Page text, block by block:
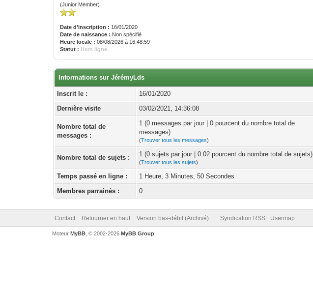
(Junior Member)
Date d’inscription : 16/01/2020
Date de naissance : Non spécifié
Heure locale : 08/08/2026 à 16:48:59
Statut : Hors ligne
Informations sur JérémyLds
Inscrit le :
16/01/2020
Dernière visite
03/02/2021, 14:36:08
Nombre total de
messages :
1 (0 messages par jour | 0 pourcent du nombre total de
messages)
(Trouver tous les messages)
Nombre total de sujets : 1 (0 sujets par jour | 0.02 pourcent du nombre total de sujets)
(Trouver tous les sujets)
Temps passé en ligne :
1 Heure, 3 Minutes, 50 Secondes
Membres parrainés :
0
Contact Retourner en haut Version bas-débit (Archivé) Syndication RSS Usermap
Moteur MyBB, © 2002-2026 MyBB Group.